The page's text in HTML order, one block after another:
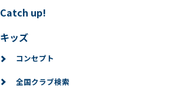
Catch up!
キッズ
コンセプト
全国クラブ検索